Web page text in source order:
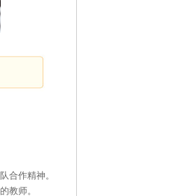
合作精神。
教师。